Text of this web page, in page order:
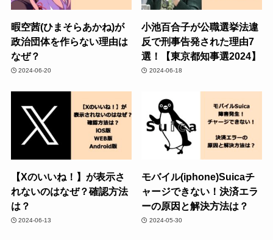
暇空茜(ひまそらあかね)が
政治団体を作らない理由は
なぜ？
2024-06-20
小池百合子が公職選挙法違
反で刑事告発された理由7
選！【東京都知事選2024】
2024-06-18
【Xのいいね！】が表示さ
れないのはなぜ？確認方法
は？
2024-06-13
モバイル(iphone)Suicaチ
ャージできない！決済エラ
ーの原因と解決方法は？
2024-05-30